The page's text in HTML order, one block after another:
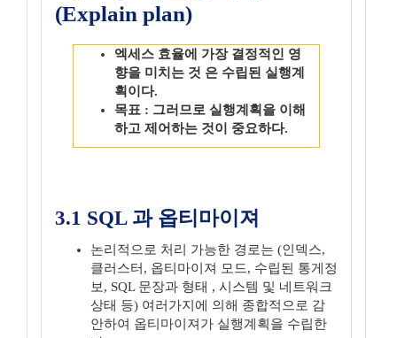
(Explain plan)
엑세스 효율에 가장 결정적인 영
향을 미치는 것 은 수립된 실행계
획이다.
목표 : 그러므로 실행계획을 이해
하고 제어하는 것이 중요하다.
3.1 SQL 과 옵티마이져
논리적으로 처리 가능한 경로는 (인덱스,
클러스터, 옵티마이져 모드, 수립된 통게정
보, SQL 문장과 형태 , 시스템 및 네트워크
상태 등) 여러가지에 의해 종합적으로 감
안하여 옵티마이져가 실행계획을 수립한